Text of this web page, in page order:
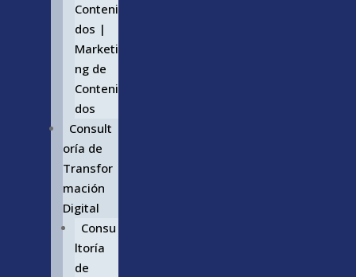
Conteni
dos |
Marketi
ng de
Conteni
dos
Consult
oría de
Transfor
mación
Digital
Consu
ltoría
de